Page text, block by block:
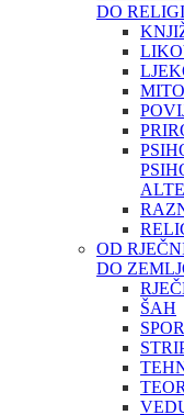
DO
OD
DO
ŠAH